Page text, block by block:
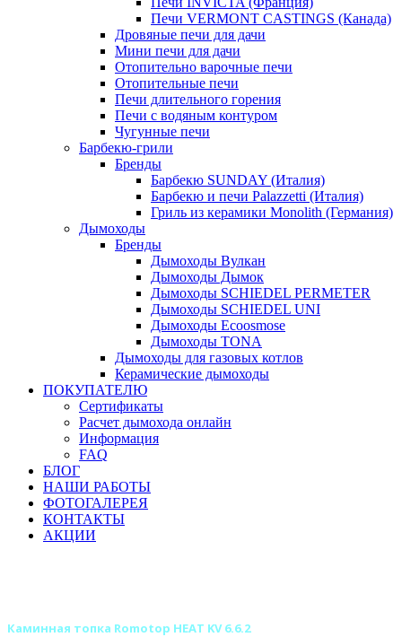
Печи VERMONT CASTINGS (Канада)
Дровяные печи для дачи
Мини печи для дачи
Отопительно варочные печи
Отопительные печи
Печи длительного горения
Печи с водяным контуром
Чугунные печи
Барбекю-грили
Бренды
Барбекю SUNDAY (Италия)
Барбекю и печи Palazzetti (Италия)
Гриль из керамики Monolith (Германия)
Дымоходы
Бренды
Дымоходы Вулкан
Дымоходы Дымок
Дымоходы SCHIEDEL PERMETER
Дымоходы SCHIEDEL UNI
Дымоходы Ecoosmose
Дымоходы TONA
Дымоходы для газовых котлов
Керамические дымоходы
ПОКУПАТЕЛЮ
Сертификаты
Расчет дымохода онлайн
Информация
FAQ
БЛОГ
НАШИ РАБОТЫ
ФОТОГАЛЕРЕЯ
КОНТАКТЫ
АКЦИИ
Каминная топка Romotop HEAT KV 6.6.2